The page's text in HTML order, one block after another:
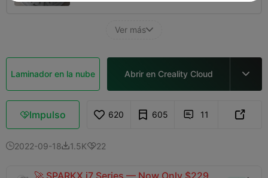
Ver más
Laminador en la nube Abrir en Creality Cloud 
Impulso 620 605  11 
2022-09-181.5K22
🚀 SPARKX i7 Series — Now Only $229